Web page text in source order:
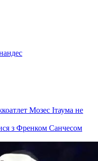
з Френком Санчесом